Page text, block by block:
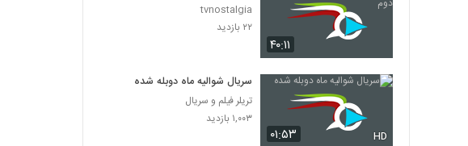
۴۰:۱۱
tvnostalgia
۲۲ بازدید
۰۱:۵۳ HD
سریال شوالیه ماه دوبله شده
تریلر فیلم و سریال
۱,۰۰۳ بازدید